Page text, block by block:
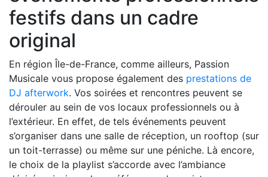
festifs dans un cadre
original
En région Île-de-France, comme ailleurs, Passion
Musicale vous propose également des prestations de
DJ afterwork. Vos soirées et rencontres peuvent se
dérouler au sein de vos locaux professionnels ou à
l’extérieur. En effet, de tels événements peuvent
s’organiser dans une salle de réception, un rooftop (sur
un toit-terrasse) ou même sur une péniche. Là encore,
le choix de la playlist s’accorde avec l’ambiance